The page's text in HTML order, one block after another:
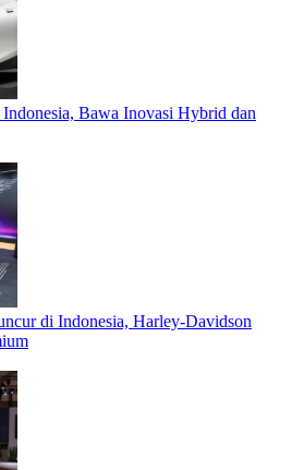
Bawa Inovasi Hybrid dan
di Indonesia, Harley-Davidson